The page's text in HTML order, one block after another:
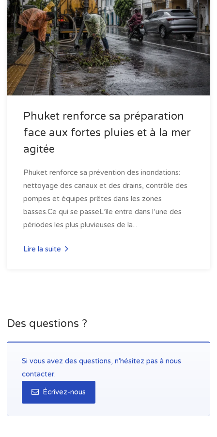
Phuket renforce sa préparation
face aux fortes pluies et à la mer
agitée
Phuket renforce sa prévention des inondations:
nettoyage des canaux et des drains, contrôle des
pompes et équipes prêtes dans les zones
basses.Ce qui se passeL’île entre dans l’une des
périodes les plus pluvieuses de la...
Lire la suite
Des questions ?
Si vous avez des questions, n'hésitez pas à nous
contacter.
Écrivez-nous